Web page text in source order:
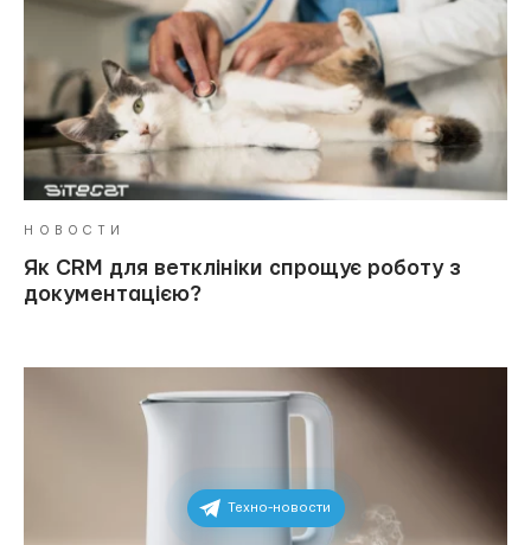
НОВОСТИ
Як CRM для ветклініки спрощує роботу з
документацією?
Техно-новости